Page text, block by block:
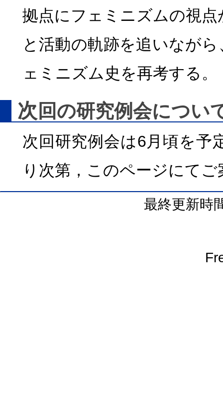
拠点にフェミニズムの視
と活動の軌跡を追いなが
ェミニズム史を再考する。
次 回の研究例会につい
次回研究例会は6月頃を予
り次第，このページにて
最終更新時